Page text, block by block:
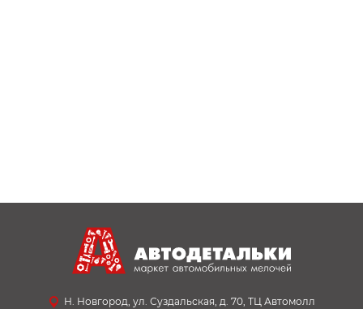
Н. Новгород, ул. Суздальская, д. 70, ТЦ Автомолл